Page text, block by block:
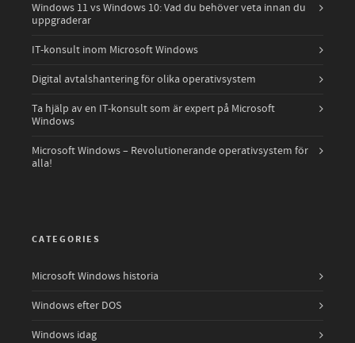
Windows 11 vs Windows 10: Vad du behöver veta innan du
uppgraderar
IT-konsult inom Microsoft Windows
Digital avtalshantering för olika operativsystem
Ta hjälp av en IT-konsult som är expert på Microsoft
Windows
Microsoft Windows – Revolutionerande operativsystem för
alla!
CATEGORIES
Microsoft Windows historia
Windows efter DOS
Windows idag